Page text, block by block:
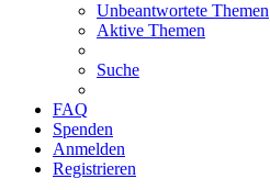
Unbeantwortete Themen
Aktive Themen
Suche
FAQ
Spenden
Anmelden
Registrieren